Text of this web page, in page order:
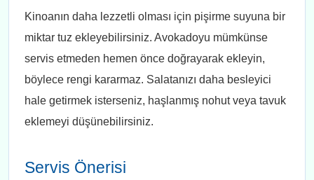
Kinoanın daha lezzetli olması için pişirme suyuna bir
miktar tuz ekleyebilirsiniz. Avokadoyu mümkünse
servis etmeden hemen önce doğrayarak ekleyin,
böylece rengi kararmaz. Salatanızı daha besleyici
hale getirmek isterseniz, haşlanmış nohut veya tavuk
eklemeyi düşünebilirsiniz.
Servis Önerisi